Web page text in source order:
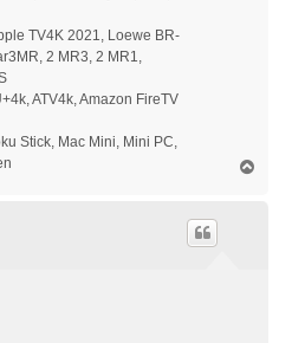
TV4K 2021, Loewe BR-
2 MR3, 2 MR1,
ATV4k, Amazon FireTV
Stick, Mac Mini, Mini PC,